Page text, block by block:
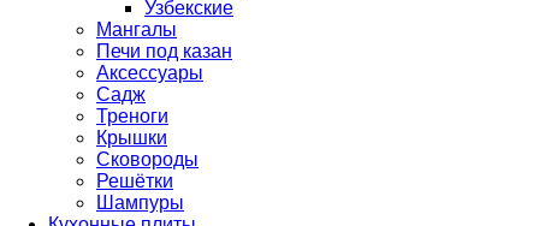
Узбекские
Мангалы
Печи под казан
Аксессуары
Садж
Треноги
Крышки
Сковороды
Решётки
Шампуры